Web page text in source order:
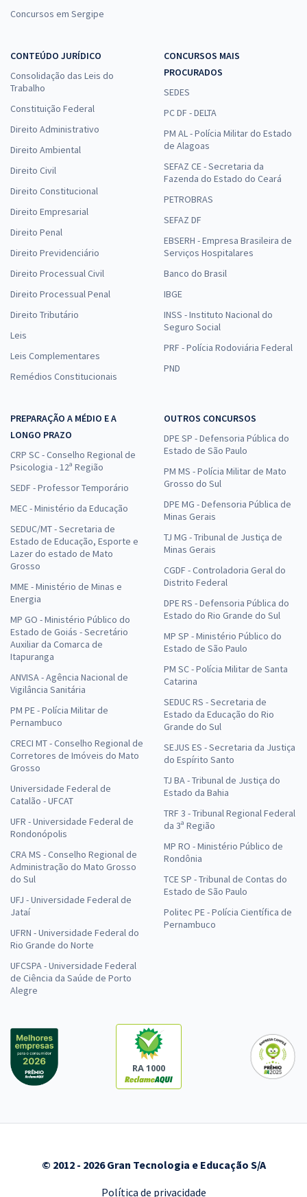
Concursos em Sergipe
CONTEÚDO JURÍDICO
Consolidação das Leis do
Trabalho
Constituição Federal
Direito Administrativo
Direito Ambiental
Direito Civil
Direito Constitucional
Direito Empresarial
Direito Penal
Direito Previdenciário
Direito Processual Civil
Direito Processual Penal
Direito Tributário
Leis
Leis Complementares
Remédios Constitucionais
CONCURSOS MAIS
PROCURADOS
SEDES
PC DF - DELTA
PM AL - Polícia Militar do Estado
de Alagoas
SEFAZ CE - Secretaria da
Fazenda do Estado do Ceará
PETROBRAS
SEFAZ DF
EBSERH - Empresa Brasileira de
Serviços Hospitalares
Banco do Brasil
IBGE
INSS - Instituto Nacional do
Seguro Social
PRF - Polícia Rodoviária Federal
PND
PREPARAÇÃO A MÉDIO E A
LONGO PRAZO
CRP SC - Conselho Regional de
Psicologia - 12ª Região
SEDF - Professor Temporário
MEC - Ministério da Educação
SEDUC/MT - Secretaria de
Estado de Educação, Esporte e
Lazer do estado de Mato
Grosso
MME - Ministério de Minas e
Energia
MP GO - Ministério Público do
Estado de Goiás - Secretário
Auxiliar da Comarca de
Itapuranga
ANVISA - Agência Nacional de
Vigilância Sanitária
PM PE - Polícia Militar de
Pernambuco
CRECI MT - Conselho Regional de
Corretores de Imóveis do Mato
Grosso
Universidade Federal de
Catalão - UFCAT
UFR - Universidade Federal de
Rondonópolis
CRA MS - Conselho Regional de
Administração do Mato Grosso
do Sul
UFJ - Universidade Federal de
Jataí
UFRN - Universidade Federal do
Rio Grande do Norte
UFCSPA - Universidade Federal
de Ciência da Saúde de Porto
Alegre
OUTROS CONCURSOS
DPE SP - Defensoria Pública do
Estado de São Paulo
PM MS - Polícia Militar de Mato
Grosso do Sul
DPE MG - Defensoria Pública de
Minas Gerais
TJ MG - Tribunal de Justiça de
Minas Gerais
CGDF - Controladoria Geral do
Distrito Federal
DPE RS - Defensoria Pública do
Estado do Rio Grande do Sul
MP SP - Ministério Público do
Estado de São Paulo
PM SC - Polícia Militar de Santa
Catarina
SEDUC RS - Secretaria de
Estado da Educação do Rio
Grande do Sul
SEJUS ES - Secretaria da Justiça
do Espírito Santo
TJ BA - Tribunal de Justiça do
Estado da Bahia
TRF 3 - Tribunal Regional Federal
da 3ª Região
MP RO - Ministério Público de
Rondônia
TCE SP - Tribunal de Contas do
Estado de São Paulo
Politec PE - Polícia Científica de
Pernambuco
RA 1000
© 2012 - 2026 Gran Tecnologia e Educação S/A
Política de privacidade